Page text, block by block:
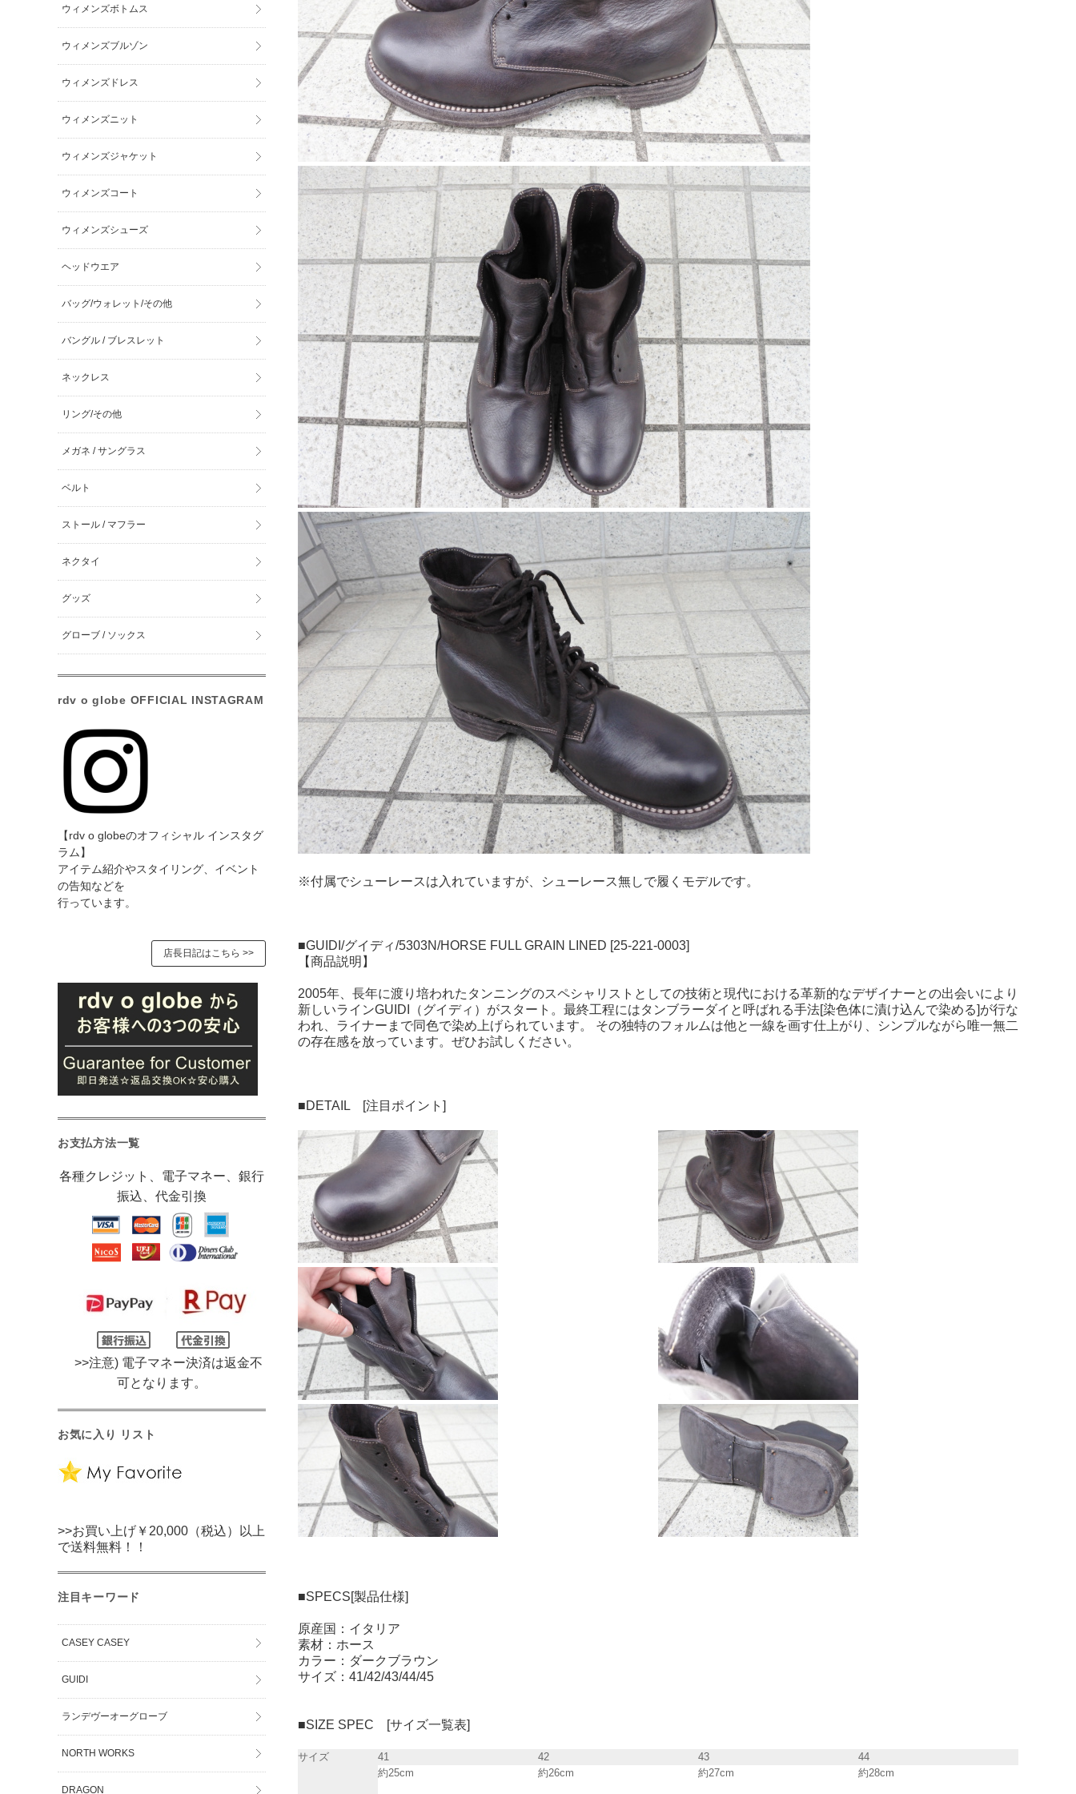
※付属でシューレースは入れていますが、シューレース無しで履くモデルです。
■GUIDI/グイディ/5303N/HORSE FULL GRAIN LINED [25-221-0003]
【商品説明】
2005年、長年に渡り培われたタンニングのスペシャリストとしての技術と現代における革新的なデザイナーとの出会いにより
新しいラインGUIDI（グイディ）がスタート。最終工程にはタンブラーダイと呼ばれる手法[染色体に漬け込んで染める]が行な
われ、ライナーまで同色で染め上げられています。 その独特のフォルムは他と一線を画す仕上がり、シンプルながら唯一無二
の存在感を放っています。ぜひお試しください。
■DETAIL [注目ポイント]
■SPECS[製品仕様]
原産国：イタリア
素材：ホース
カラー：ダークブラウン
サイズ：41/42/43/44/45
■SIZE SPEC [サイズ一覧表]
サイズ 41 42 43
44
約25cm
約26cm 約27cm 約28cm
ウィメンズボトムス
ウィメンズブルゾン
ウィメンズドレス
ウィメンズニット
ウィメンズジャケット
ウィメンズコート
ウィメンズシューズ
ヘッドウエア
バッグ/ウォレット/その他
バングル / ブレスレット
ネックレス
リング/その他
メガネ / サングラス
ベルト
ストール / マフラー
ネクタイ
グッズ
グローブ / ソックス
rdv o globe OFFICIAL INSTAGRAM
【rdv o globeのオフィシャル インスタグ
ラム】
アイテム紹介やスタイリング、イベント
の告知などを
行っています。
店長日記はこちら >>
お支払方法一覧
各種クレジット、電子マネー、銀行
振込、代金引換
>>注意) 電子マネー決済は返金不
可となります。
お気に入り リスト
>>お買い上げ￥20,000（税込）以上
で送料無料！！
注目キーワード
CASEY CASEY
GUIDI
ランデヴーオーグローブ
NORTH WORKS
DRAGON